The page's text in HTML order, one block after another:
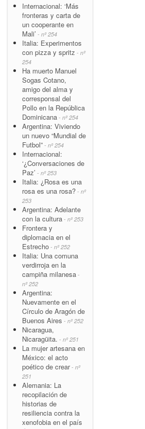
Internacional: ‘Más
fronteras y carta de
un cooperante en
Mali’ - nº 254
Italia: Experimentos
con pizza y spritz - nº
254
Ha muerto Manuel
Sogas Cotano,
amigo del alma y
corresponsal del
Pollo en la República
Dominicana - nº 254
Argentina: Viviendo
un nuevo “Mundial de
Futbol” - nº 254
Internacional:
‘¿Conversaciones de
Paz’ - nº 253
Italia: ¿Rosa es una
rosa es una rosa? - nº
253
Argentina: Adelante
con la cultura - nº 253
Frontera y
diplomacia en el
Estrecho - nº 252
Italia: Una comuna
verdirroja en la
campiña milanesa -
nº 252
Argentina:
Nuevamente en el
Círculo de Aragón de
Buenos Aires - nº 252
Nicaragua,
Nicaragüita. - nº 251
La mujer artesana en
México: el acto
poético de crear- nº
251
Alemania: La
recopilación de
historias de
resiliencia contra la
xenofobia en el país